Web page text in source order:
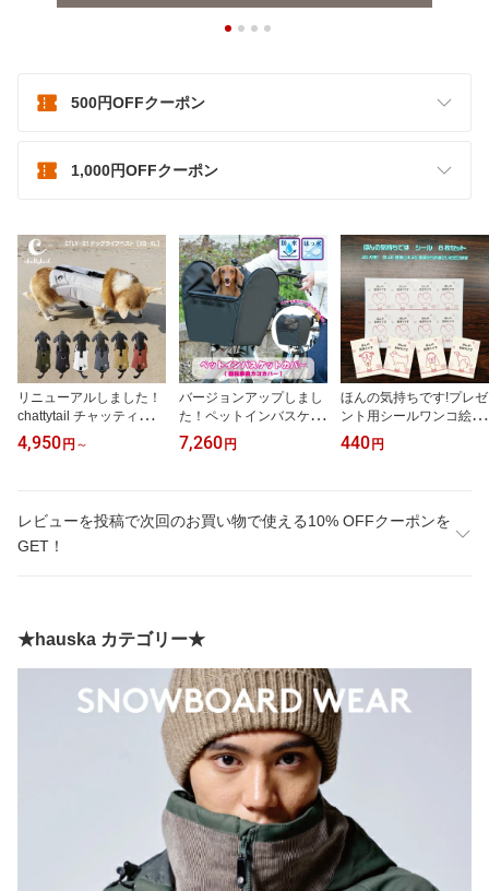
型犬 シンプル リハビ
い物に便利 川住製作所】
と冷却 冷感 暑さ対策 】
500円OFFクーポン
1,000円OFFクーポン
リニューアルしました！
chattytail チャッティーテ
イルアウトドアに！海
に！川に！ドッグライフ
おしゃれ かっこいい 超
小型犬 小型犬 中型犬 大
4,950 円 ～
バージョンアップしまし
た！ペットインバスケッ
トカバー ペット用自転車
前カゴカバーKPET-110
シャレ シンプル 便利 取
7,260 円
ほんの気持ちです!プレゼ
ント用シールワンコ絵柄
シール全45犬種 顔柄46
種類 体柄45種類【犬
したプレゼント】
440 円
レビューを投稿で次回のお買い物で使える10% OFFクーポンを
GET！
★hauska カテゴリー★